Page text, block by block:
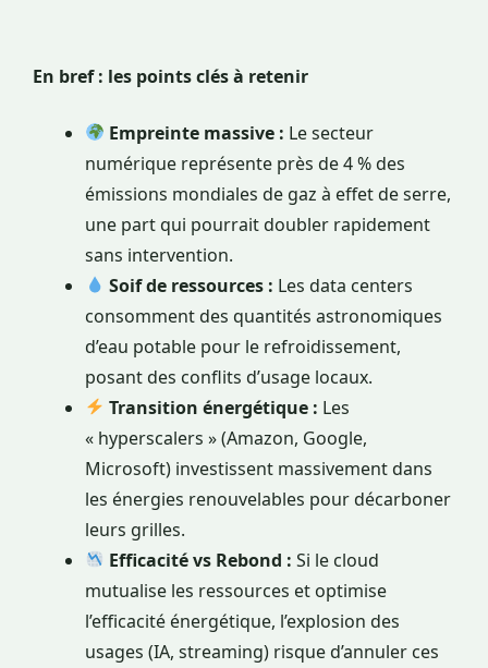
En bref : les points clés à retenir
Empreinte massive : Le secteur
numérique représente près de 4 % des
émissions mondiales de gaz à effet de serre,
une part qui pourrait doubler rapidement
sans intervention.
Soif de ressources : Les data centers
consomment des quantités astronomiques
d’eau potable pour le refroidissement,
posant des conflits d’usage locaux.
Transition énergétique : Les
« hyperscalers » (Amazon, Google,
Microsoft) investissent massivement dans
les énergies renouvelables pour décarboner
leurs grilles.
Efficacité vs Rebond : Si le cloud
mutualise les ressources et optimise
l’efficacité énergétique, l’explosion des
usages (IA, streaming) risque d’annuler ces